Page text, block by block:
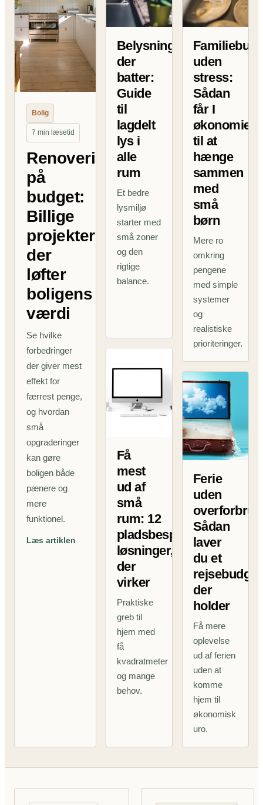
Bolig
7 min læsetid
Renovering
på
budget:
Billige
projekter
der
løfter
boligens
værdi
Se hvilke
forbedringer
der giver mest
effekt for
færrest penge,
og hvordan
små
opgraderinger
kan gøre
boligen både
pænere og
mere
funktionel.
Læs artiklen
Belysning
der
batter:
Guide
til
lagdelt
lys i
alle
rum
Et bedre
lysmiljø
starter med
små zoner
og den
rigtige
balance.
Få
mest
ud af
små
rum: 12
pladsbesparende
løsninger,
der
virker
Praktiske
greb til
hjem med
få
kvadratmeter
og mange
behov.
uden
stress:
Sådan
får I
økonomien
til at
hænge
sammen
med
små
børn
Mere ro
omkring
pengene
med simple
systemer
og
realistiske
prioriteringer.
Ferie
uden
Sådan
laver
du et
rejsebudget
der
holder
Få mere
oplevelse
ud af ferien
uden at
komme
hjem til
økonomisk
uro.